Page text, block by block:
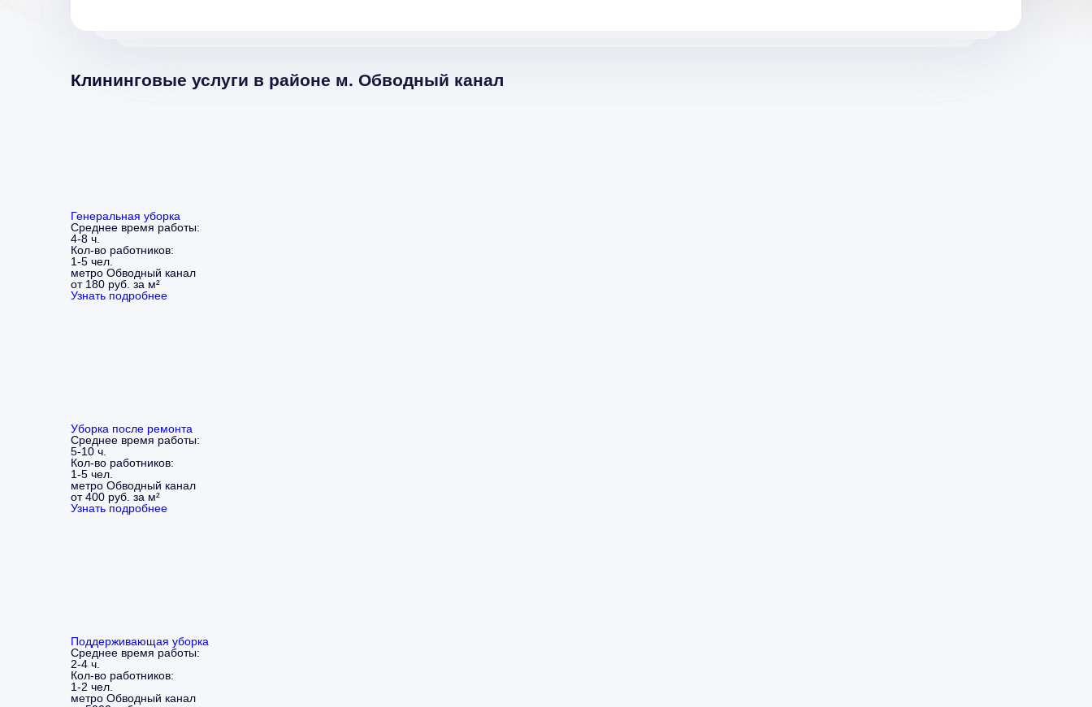
Клининговые услуги в районе м. Обводный канал
Генеральная уборка
Среднее время работы:
4-8 ч.
Кол-во работников:
1-5 чел.
метро Обводный канал
от 180 руб. за м²
Узнать подробнее
Уборка после ремонта
Среднее время работы:
5-10 ч.
Кол-во работников:
1-5 чел.
метро Обводный канал
от 400 руб. за м²
Узнать подробнее
Поддерживающая уборка
Среднее время работы:
2-4 ч.
Кол-во работников:
1-2 чел.
метро Обводный канал